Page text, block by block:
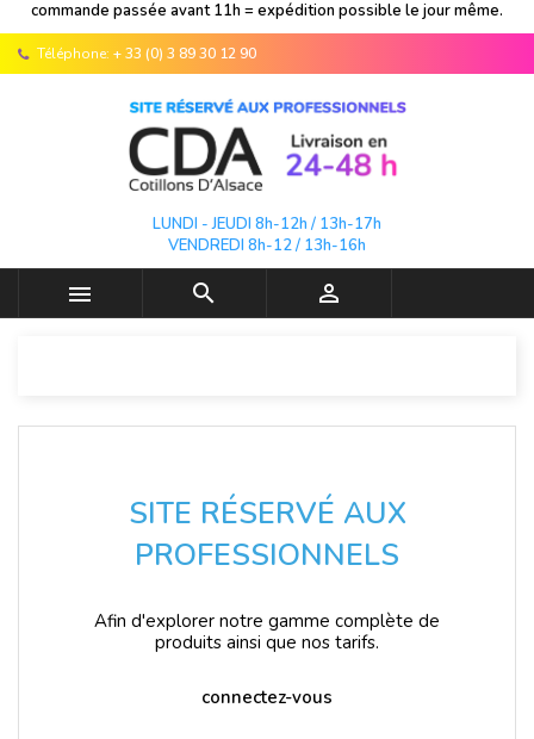
commande passée avant 11h = expédition possible le jour même.
Téléphone: + 33 (0) 3 89 30 12 90
LUNDI - JEUDI 8h-12h / 13h-17h
VENDREDI 8h-12 / 13h-16h
  
SITE RÉSERVÉ AUX
PROFESSIONNELS
Afin d'explorer notre gamme complète de
produits ainsi que nos tarifs.
connectez-vous